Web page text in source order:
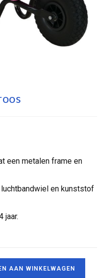
een metalen frame en
en kunststof
jaar.
AAN WINKELWAGEN